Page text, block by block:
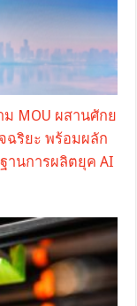
ม MOU ผสานศักย
ฉริยะ พร้อมผลัก
านการผลิตยุค AI